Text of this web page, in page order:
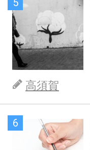
5
高須賀
6